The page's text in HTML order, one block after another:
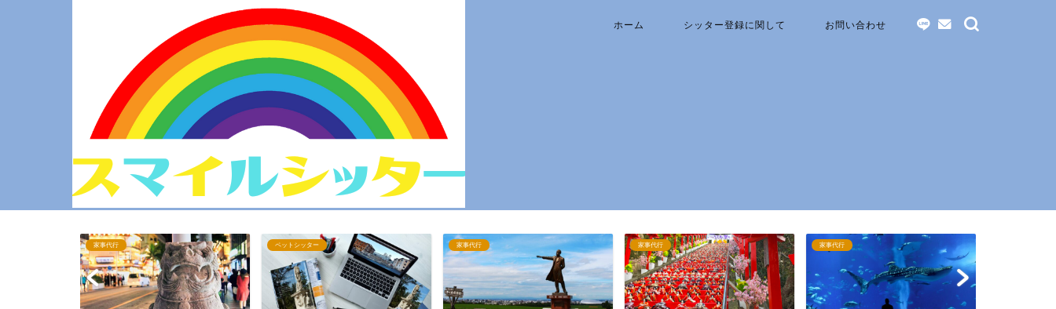
ホーム シッター登録に関して お問い合わせ
ペットシッター 家事代行 家事代行 家事代行 家事代行